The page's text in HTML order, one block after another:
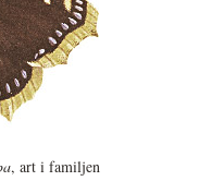
, art i familjen